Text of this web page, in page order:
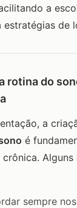
a
estratégias de
rotina do
a
é
crônica.
sempre